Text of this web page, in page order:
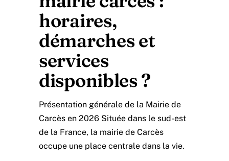
horaires,
démarches et
services
disponibles ?
Présentation générale de la Mairie de
Carcès en 2026 Située dans le sud-est
de la France, la mairie de Carcès
occupe une place centrale dans la vie.